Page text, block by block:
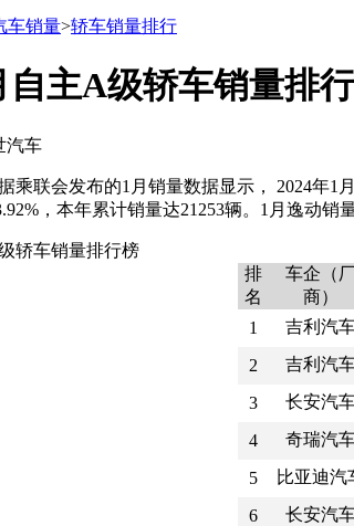
车销量>轿车销量排行
自主A级轿车销量排
汽车
乘联会发布的1月销量数据显示， 2024年1
，本年累计销量达21253辆。1月逸动
排
名
车企（
商）
1 吉利汽
2
吉利汽
3
长安汽
4
奇瑞汽
5
比亚迪汽
6
长安汽